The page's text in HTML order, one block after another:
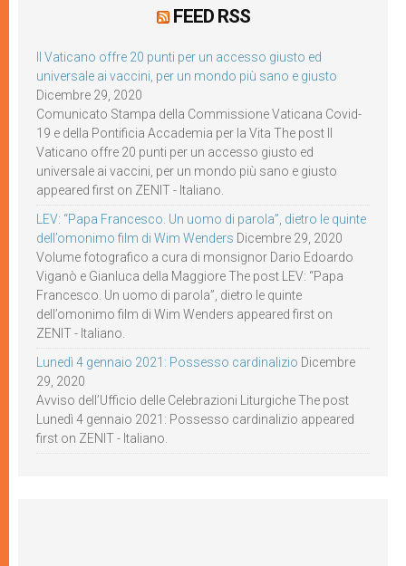
FEED RSS
Il Vaticano offre 20 punti per un accesso giusto ed
universale ai vaccini, per un mondo più sano e giusto
Dicembre 29, 2020
Comunicato Stampa della Commissione Vaticana Covid-
19 e della Pontificia Accademia per la Vita The post Il
Vaticano offre 20 punti per un accesso giusto ed
universale ai vaccini, per un mondo più sano e giusto
appeared first on ZENIT - Italiano.
LEV: “Papa Francesco. Un uomo di parola”, dietro le quinte
dell’omonimo film di Wim Wenders Dicembre 29, 2020
Volume fotografico a cura di monsignor Dario Edoardo
Viganò e Gianluca della Maggiore The post LEV: “Papa
Francesco. Un uomo di parola”, dietro le quinte
dell’omonimo film di Wim Wenders appeared first on
ZENIT - Italiano.
Lunedì 4 gennaio 2021: Possesso cardinalizio Dicembre
29, 2020
Avviso dell’Ufficio delle Celebrazioni Liturgiche The post
Lunedì 4 gennaio 2021: Possesso cardinalizio appeared
first on ZENIT - Italiano.